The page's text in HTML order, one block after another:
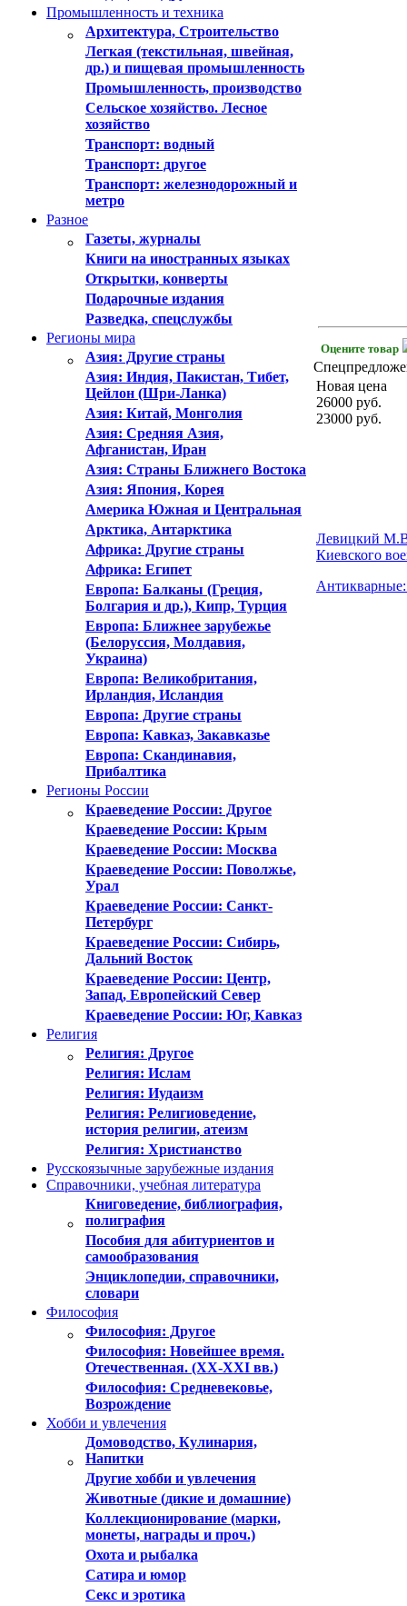
Промышленность и техника
Архитектура, Строительство
Легкая (текстильная, швейная,
др.) и пищевая промышленность
Промышленность, производство
Сельское хозяйство. Лесное
хозяйство
Транспорт: водный
Транспорт: другое
Транспорт: железнодорожный и
метро
Разное
Газеты, журналы
Книги на иностранных языках
Открытки, конверты
Подарочные издания
Разведка, спецслужбы
Регионы мира
Азия: Другие страны
Азия: Индия, Пакистан, Тибет,
Цейлон (Шри-Ланка)
Азия: Китай, Монголия
Азия: Средняя Азия,
Афганистан, Иран
Азия: Страны Ближнего Востока
Азия: Япония, Корея
Америка Южная и Центральная
Арктика, Антарктика
Африка: Другие страны
Африка: Египет
Европа: Балканы (Греция,
Болгария и др.), Кипр, Турция
Европа: Ближнее зарубежье
(Белоруссия, Молдавия,
Украина)
Европа: Великобритания,
Ирландия, Исландия
Европа: Другие страны
Европа: Кавказ, Закавказье
Европа: Скандинавия,
Прибалтика
Регионы России
Краеведение России: Другое
Краеведение России: Крым
Краеведение России: Москва
Краеведение России: Поволжье,
Урал
Краеведение России: Санкт-
Петербург
Краеведение России: Сибирь,
Дальний Восток
Краеведение России: Центр,
Запад, Европейский Север
Краеведение России: Юг, Кавказ
Религия
Религия: Другое
Религия: Ислам
Религия: Иудаизм
Религия: Религиоведение,
история религии, атеизм
Религия: Христианство
Русскоязычные зарубежные издания
Справочники, учебная литература
Книговедение, библиография,
полиграфия
Пособия для абитуриентов и
самообразования
Энциклопедии, справочники,
словари
Философия
Философия: Другое
Философия: Новейшее время.
Отечественная. (XX-XXI вв.)
Философия: Средневековье,
Возрождение
Хобби и увлечения
Домоводство, Кулинария,
Напитки
Другие хобби и увлечения
Животные (дикие и домашние)
Коллекционирование (марки,
монеты, награды и проч.)
Охота и рыбалка
Сатира и юмор
Секс и эротика
Оцените товар
Новая цена
26000 руб.
23000 руб.
Левицкий
Киевского
Антикварные: